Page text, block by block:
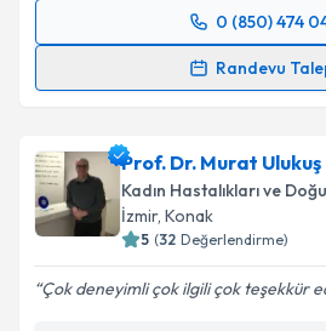
0 (850) 474
Randevu
Randevu Takvimi Talebi
almanız için bir takvim
bilgilendireceğiz.
E-posta Adresiniz
Prof. Dr. Murat Ulukuş
Kadın Hastalıkları ve
İzmir, Konak
5 (32 Değerlendirme)
Çok deneyimli çok ilgili çok teşekkür